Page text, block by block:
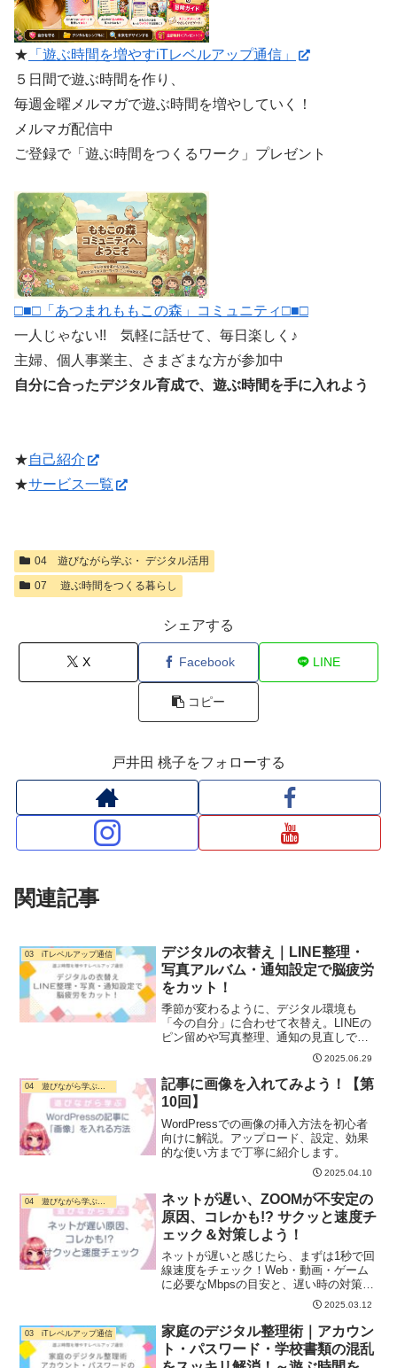
★ 「遊ぶ時間を増やすiTレベルアップ通信」
５日間で遊ぶ時間を作り、
毎週金曜メルマガで遊ぶ時間を増やしていく！
メルマガ配信中
ご登録で「遊ぶ時間をつくるワーク」プレゼント
□■□「あつまれももこの森」コミュニティ□■□
一人じゃない!! 気軽に話せて、毎日楽しく♪
主婦、個人事業主、さまざまな方が参加中
自分に合ったデジタル育成で、遊ぶ時間を手に入れよう
★自己紹介
★サービス一覧
04 遊びながら学ぶ・ デジタル活用
07 遊ぶ時間をつくる暮らし
シェアする
X Facebook LINE
コピー
戸井田 桃子をフォローする
関連記事
03 iTレベルアップ通信
デジタルの衣替え｜LINE整理・
写真アルバム・通知設定で脳疲労
をカット！
季節が変わるように、デジタル環境も
「今の自分」に合わせて衣替え。LINEの
ピン留めや写真整理、通知の見直しで、
イライラを手放して“遊ぶ時間”を取り戻そ
う。3分でできる見直し術も紹介中
2025.06.29
04 遊びながら学ぶ・ デジタル活用
記事に画像を入れてみよう！【第
10回】
WordPressでの画像の挿入方法を初心者
向けに解説。アップロード、設定、効果
的な使い方まで丁寧に紹介します。
2025.04.10
ネットが遅い、ZOOMが不安定の
原因、コレかも!? サクッと速度チ
ェック＆対策しよう！
ネットが遅いと感じたら、まずは1秒で回
線速度をチェック！Web・動画・ゲーム
に必要なMbpsの目安と、遅い時の対策を
2025.03.12
03 iTレベルアップ通信
家庭のデジタル整理術｜アカウン
ト・パスワード・学校書類の混乱